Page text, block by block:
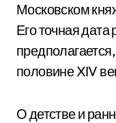
Московском
Его точная
половине XIV
О детстве и